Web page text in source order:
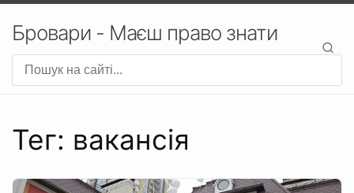
Бровари - Маєш право знати
Тег: вакансія